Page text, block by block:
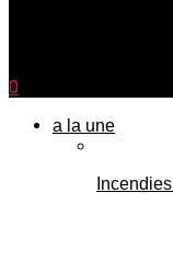
0
a la une